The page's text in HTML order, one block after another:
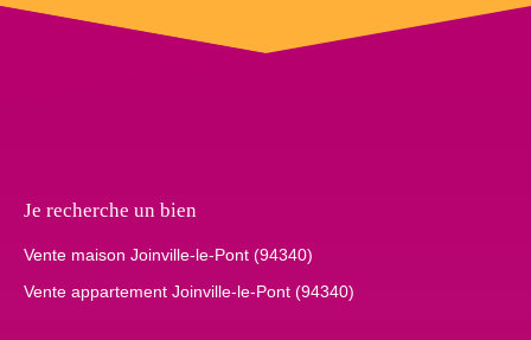
Je recherche un bien
Vente maison Joinville-le-Pont (94340)
Vente appartement Joinville-le-Pont (94340)